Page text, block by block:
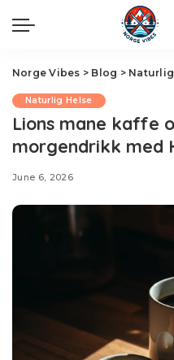
Norge Vibes > Blog >
Naturlig Helse
Lions mane kaffe
morgendrikk med
June 6, 2026